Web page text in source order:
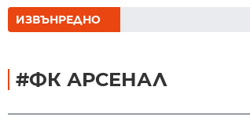
ИЗВЪНРЕДНО РУМЕН
#ФК АРСЕНАЛ